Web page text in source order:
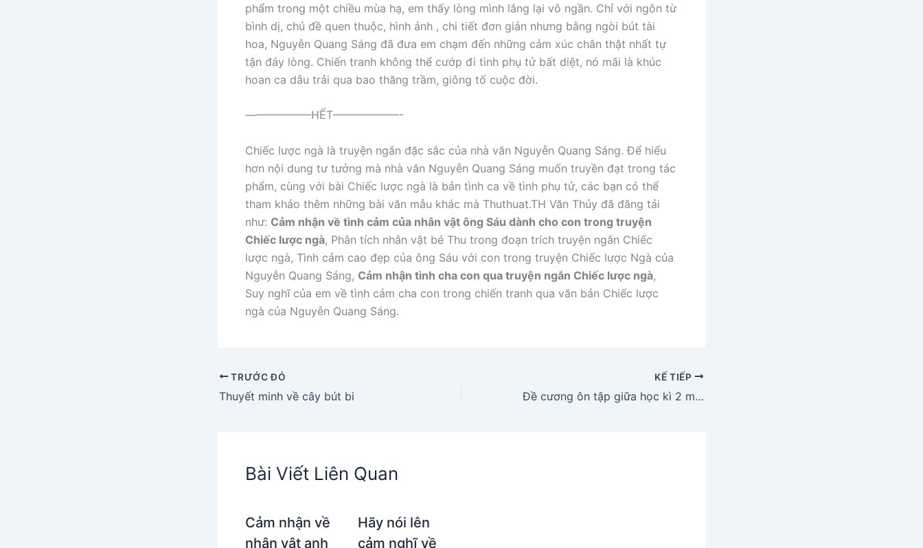
phẩm trong một chiều mùa hạ, em thấy lòng mình lắng lại vô ngần. Chỉ với ngôn từ
bình dị, chủ đề quen thuộc, hình ảnh , chi tiết đơn giản nhưng bằng ngòi bút tài
hoa, Nguyễn Quang Sáng đã đưa em chạm đến những cảm xúc chân thật nhất tự
tận đáy lòng. Chiến tranh không thể cướp đi tình phụ tử bất diệt, nó mãi là khúc
hoan ca dẫu trải qua bao thăng trầm, giông tố cuộc đời.
——————HẾT——————-
Chiếc lược ngà là truyện ngắn đặc sắc của nhà văn Nguyễn Quang Sáng. Để hiểu
hơn nội dung tư tưởng mà nhà văn Nguyễn Quang Sáng muốn truyền đạt trong tác
phẩm, cùng với bài Chiếc lược ngà là bản tình ca về tình phụ tử, các bạn có thể
tham khảo thêm những bài văn mẫu khác mà Thuthuat.TH Văn Thủy đã đăng tải
như: Cảm nhận về tình cảm của nhân vật ông Sáu dành cho con trong truyện
Chiếc lược ngà, Phân tích nhân vật bé Thu trong đoạn trích truyện ngắn Chiếc
lược ngà, Tình cảm cao đẹp của ông Sáu với con trong truyện Chiếc lược Ngà của
Nguyễn Quang Sáng, Cảm nhận tình cha con qua truyện ngắn Chiếc lược ngà,
Suy nghĩ của em về tình cảm cha con trong chiến tranh qua văn bản Chiếc lược
ngà của Nguyễn Quang Sáng.
TRƯỚC ĐÓ
Thuyết minh về cây bút bi
KẾ TIẾP
Đề cương ôn tập giữa học kì 2 môn Tiếng Việt lớp 4 năm 2021 – 2022
Bài Viết Liên Quan
Cảm nhận về
nhân vật anh
Hãy nói lên
cảm nghĩ về